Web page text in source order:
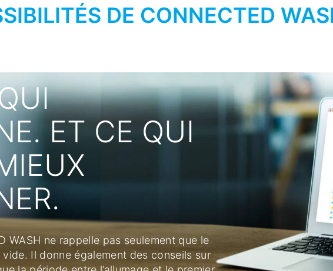
DE CONNECTED
ET CE QUI
ne rappelle pas seulement que le
donne également des conseils sur